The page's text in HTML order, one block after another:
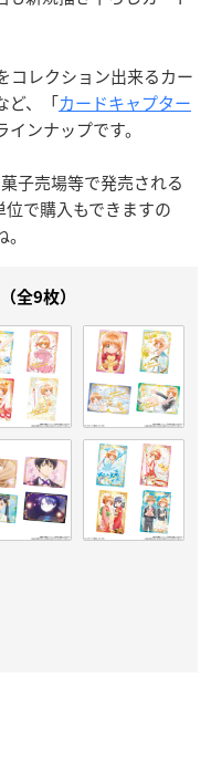
コレクション出来るカー
ど、「カードキャプター
ンナップです。
子売場等で発売される
で購入もできますの
全9枚）